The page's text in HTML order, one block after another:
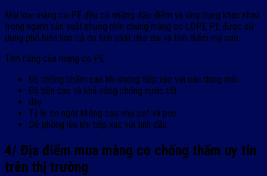
Mỗi loại màng co PE đều có những đặc điểm và ứng dụng khác nhau
trong ngành sản xuất nhưng nhìn chung màng co LDPE PE được sử
dụng phổ biến hơn cả do tính chất dẻo dai và tính thẩm mỹ cao.
Tính năng của màng co PE:
Độ chống chấm cao khi không tiếp xúc với các dung môi.
Độ bền cao và khả năng chống nước tốt
dày
Tỷ lệ co ngót không cao như pof và pvc
Dễ phồng lên khi tiếp xúc với tinh dầu
4/ Địa điểm mua màng co chống thấm uy tín
trên thị trường